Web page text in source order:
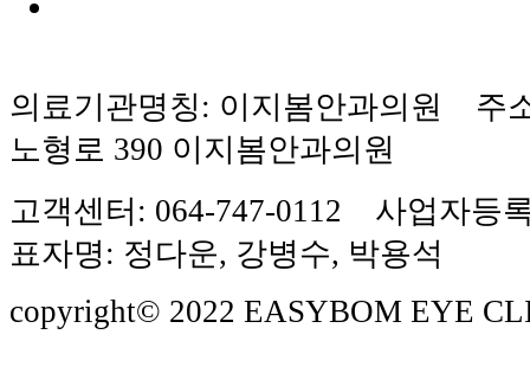
의료기관명칭: 이지봄안과의원 주
노형로 390 이지봄안과의원
고객센터: 064-747-0112 사업자등
표자명: 정다운, 강병수, 박용석
copyright© 2022 EASYBOM EYE